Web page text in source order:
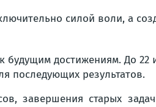
силой воли, а
достижениям. До
последующих результатов.
завершения старых